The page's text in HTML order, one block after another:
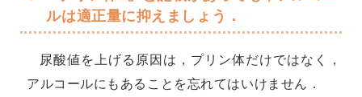
ルは適正量に抑えましょう．
尿酸値を上げる原因は，プリン体だけではなく，
アルコールにもあることを忘れてはいけません．